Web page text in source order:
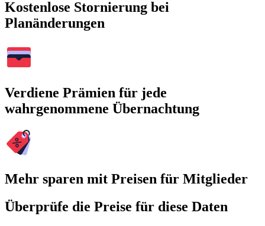
Kostenlose Stornierung bei
Planänderungen
Verdiene Prämien für jede
wahrgenommene Übernachtung
Mehr sparen mit Preisen für Mitglieder
Überprüfe die Preise für diese Daten